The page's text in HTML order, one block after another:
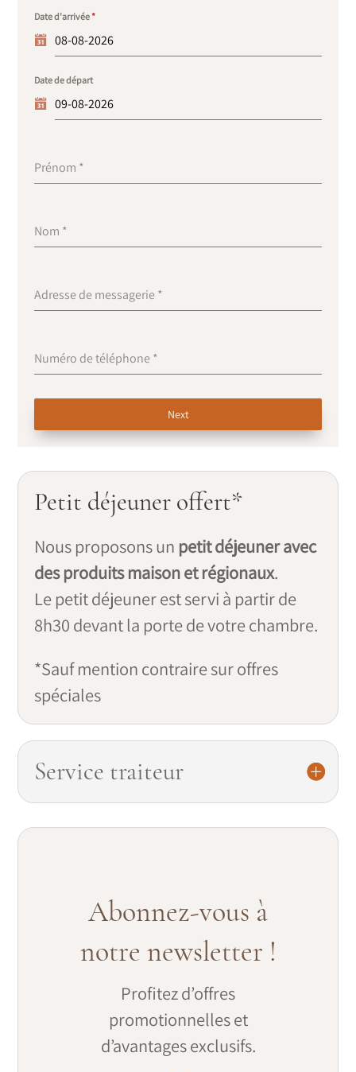
Date d'arrivée*
Date de départ
Prénom *
Nom *
Adresse de messagerie*
Numéro de téléphone*
Next
Petit déjeuner offert*
Nous proposons un petit déjeuner avec
des produits maison et régionaux.
Le petit déjeuner est servi à partir de
8h30 devant la porte de votre chambre.
*Sauf mention contraire sur offres
spéciales
Service traiteur
Abonnez-vous à
notre newsletter !
Profitez d’offres
promotionnelles et
d’avantages exclusifs.